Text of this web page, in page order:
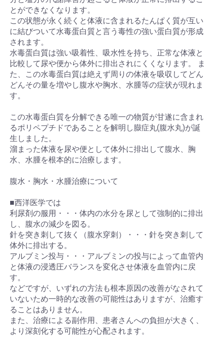
とができなくなります。
この状態が永く続くと体液に含まれるたんぱく質が互い
に結びついて水毒蛋白質と言う毒性の強い蛋白質が形成
されます。
水毒蛋白質は強い吸着性、吸水性を持ち、正常な体液と
比較して尿や便から体外に排出されにくくなります。 ま
た、この水毒蛋白質は絶えず周りの体液を吸収してどん
どんその量を増やし腹水や胸水、水腫等の症状が現れま
す。
この水毒蛋白質を分解できる唯一の物質が甘遂に含まれ
るポリペプチドであることを解明し臌症丸(腹水丸)が誕
生しました。
溜まった体液を尿や便として体外に排出して腹水、胸
水、水腫を根本的に治療します。
腹水・胸水・水腫治療について
■西洋医学では
利尿剤の服用・・・体内の水分を尿として強制的に排出
し、腹水の減少を図る。
針を突き刺して抜く（腹水穿刺）・・・針を突き刺して
体外に排出する。
アルブミン投与・・・アルブミンの投与によって血管内
と体液の浸透圧バランスを変化させ体液を血管内に戻
す。
などですが、いずれの方法も根本原因の改善がなされて
いないため一時的な改善の可能性はありますが、治癒す
ることはありません。
また、治療による副作用、患者さんへの負担が大きく、
より深刻化する可能性が心配されます。